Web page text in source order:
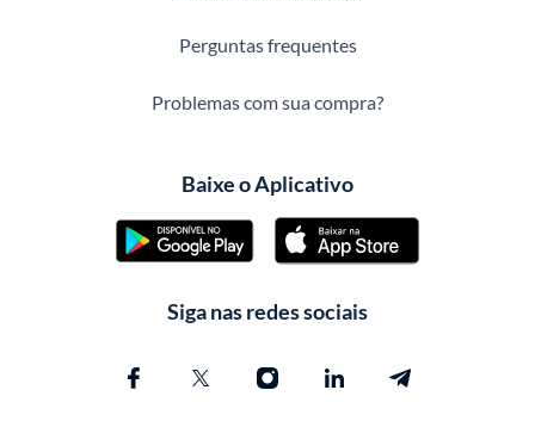
Perguntas frequentes
Problemas com sua compra?
Baixe o Aplicativo
Siga nas redes sociais